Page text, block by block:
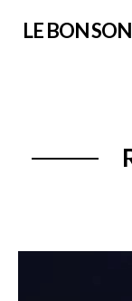
LE BON SON